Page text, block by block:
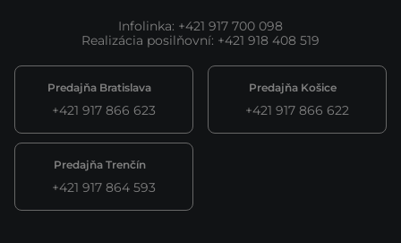
Infolinka: +421 917 700 098
Realizácia posilňovní: +421 918 408 519
Predajňa Bratislava
+421 917 866 623
Predajňa Košice
+421 917 866 622
Predajňa Trenčín
+421 917 864 593